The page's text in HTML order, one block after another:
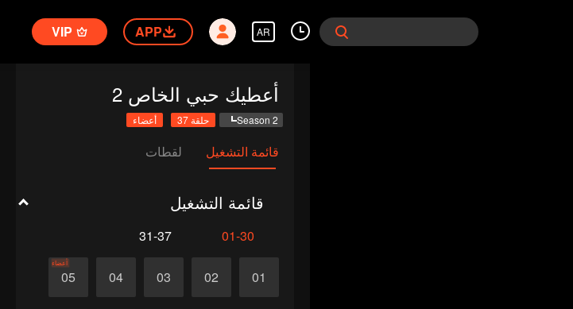
AR
APP
VIP
أعطيك حبي الخاص 2
Season 2 حلقة 37 أعضاء
قائمة التشغيل لقطات
قائمة التشغيل
01-30
31-37
01
02
03
04
05
أعضاء